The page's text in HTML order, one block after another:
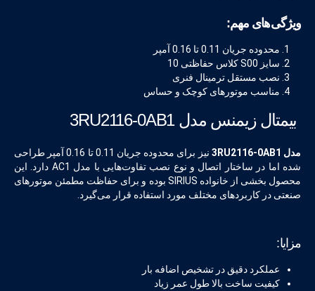
ویژگی‌های مهم:
محدوده جریان 0.11 تا 0.16 آمپر
سایز S00 کلاس حفاظتی 10
نصب مستقل ترمینال فنری
مناسب موتورهای کوچک و حساس
بیمتال زیمنس مدل 3RU2116-0AB1
مدل 3RU2116-0AB1
نیز برای محدوده جریان 0.11 تا 0.16 آمپر طراحی
شده اما در ساختار اتصال و نوع نصب تفاوت‌هایی با مدل AC1 دارد. این
محصول بخشی از خانواده SIRIUS بوده و برای حفاظت مطمئن موتورهای
صنعتی در کاربردهای مختلف مورد استفاده قرار می‌گیرد.
مزایا:
عملکرد دقیق در تشخیص اضافه بار
کیفیت ساخت بالا طول عمر زیاد